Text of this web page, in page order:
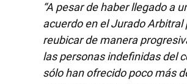
“A pesar de haber llegado a
acuerdo en el Jurado Arbitral
reubicar de manera
las personas indefinidas del
sólo han ofrecido poco más